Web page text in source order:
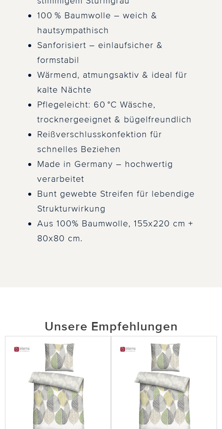
100 % Baumwolle – weich &
hautsympathisch
Sanforisiert – einlaufsicher &
formstabil
Wärmend, atmungsaktiv & ideal für
kalte Nächte
Pflegeleicht: 60 °C Wäsche,
trocknergeeignet & bügelfreundlich
Reißverschlusskonfektion für
schnelles Beziehen
Made in Germany – hochwertig
verarbeitet
Bunt gewebte Streifen für lebendige
Strukturwirkung
Aus 100% Baumwolle, 155x220 cm +
80x80 cm.
Unsere Empfehlungen